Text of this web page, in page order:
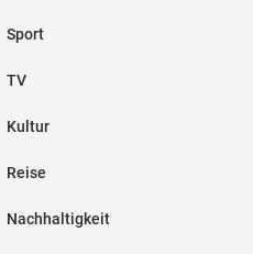
Sport
TV
Kultur
Reise
Nachhaltigkeit